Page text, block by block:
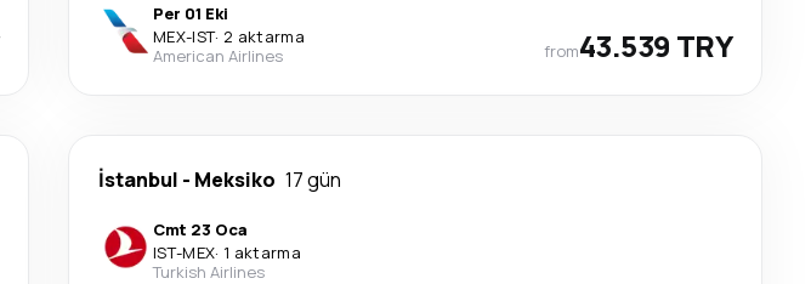
Per 01 Eki
MEX-IST· 2 aktarma
American Airlines
from43.539 TRY
İstanbul - Meksiko 17 gün
Cmt 23 Oca
IST-MEX· 1 aktarma
Turkish Airlines